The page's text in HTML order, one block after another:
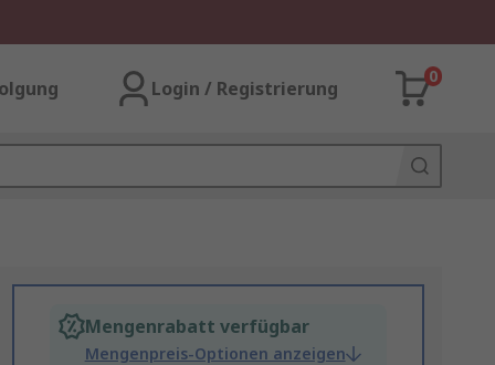
Login / Registrierung
0
Mengenrabatt verfügbar
Mengenpreis-Optionen anzeigen